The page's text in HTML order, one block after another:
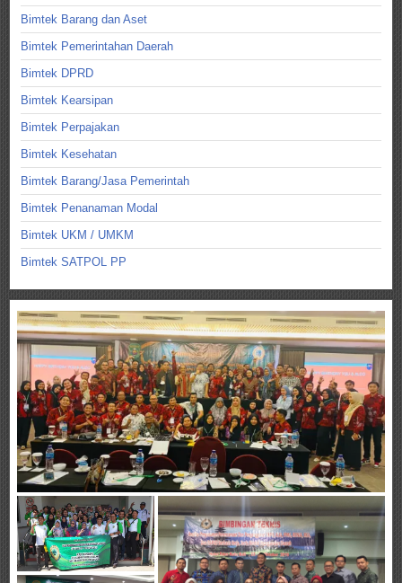
Bimtek Barang dan Aset
Bimtek Pemerintahan Daerah
Bimtek DPRD
Bimtek Kearsipan
Bimtek Perpajakan
Bimtek Kesehatan
Bimtek Barang/Jasa Pemerintah
Bimtek Penanaman Modal
Bimtek UKM / UMKM
Bimtek SATPOL PP